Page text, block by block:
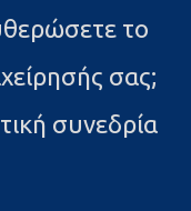
το
σας;
συνεδρία